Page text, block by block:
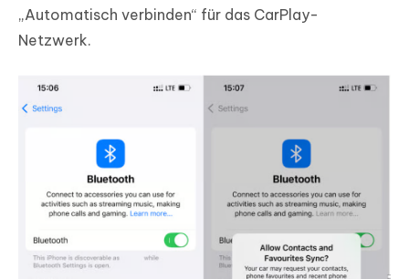
„Automatisch verbinden“ für das CarPlay-
Netzwerk.